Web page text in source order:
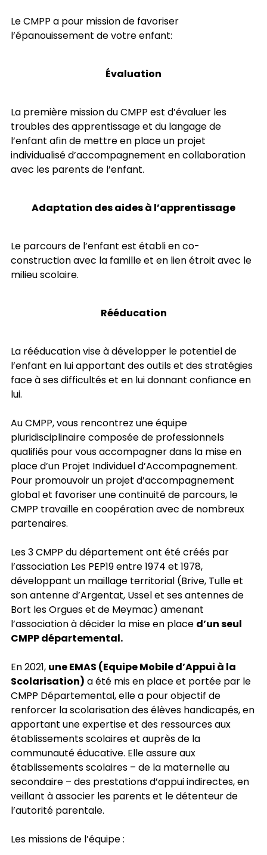
Le CMPP a pour mission de favoriser
l’épanouissement de votre enfant:
Évaluation
La première mission du CMPP est d’évaluer les
troubles des apprentissage et du langage de
l’enfant afin de mettre en place un projet
individualisé d’accompagnement en collaboration
avec les parents de l’enfant.
Adaptation des aides à l’apprentissage
Le parcours de l’enfant est établi en co-
construction avec la famille et en lien étroit avec le
milieu scolaire.
Rééducation
La rééducation vise à développer le potentiel de
l’enfant en lui apportant des outils et des stratégies
face à ses difficultés et en lui donnant confiance en
lui.
Au CMPP, vous rencontrez une équipe
pluridisciplinaire composée de professionnels
qualifiés pour vous accompagner dans la mise en
place d’un Projet Individuel d’Accompagnement.
Pour promouvoir un projet d’accompagnement
global et favoriser une continuité de parcours, le
CMPP travaille en coopération avec de nombreux
partenaires.
Les 3 CMPP du département ont été créés par
l’association Les PEP19 entre 1974 et 1978,
développant un maillage territorial (Brive, Tulle et
son antenne d’Argentat, Ussel et ses antennes de
Bort les Orgues et de Meymac) amenant
l’association à décider la mise en place d’un seul
CMPP départemental.
En 2021, une EMAS (Equipe Mobile d’Appui à la
Scolarisation) a été mis en place et portée par le
CMPP Départemental, elle a pour objectif de
renforcer la scolarisation des élèves handicapés, en
apportant une expertise et des ressources aux
établissements scolaires et auprès de la
communauté éducative. Elle assure aux
établissements scolaires – de la maternelle au
secondaire – des prestations d’appui indirectes, en
veillant à associer les parents et le détenteur de
l’autorité parentale.
Les missions de l’équipe :